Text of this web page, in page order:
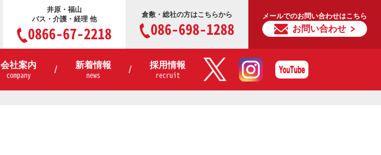
井原・福山
バス・介護・経理 他
0866-67-2218
倉敷・総社の方はこちらから
086-698-1288
メールでのお問い合わせはこちら
お問い合わせ
会社案内
company
新着情報
news
採用情報
recruit